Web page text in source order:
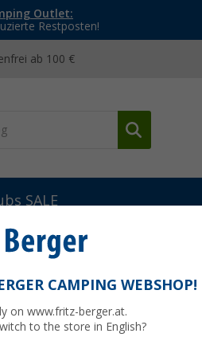
Outlet:
Restposten!
ab 100 €
SALE
Beifahrersitz
Tavoc2
CAMPING WEBSHOP!
on www.fritz-berger.at.
to the store in English?